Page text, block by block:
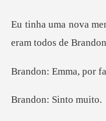
ma, por
: Sinto